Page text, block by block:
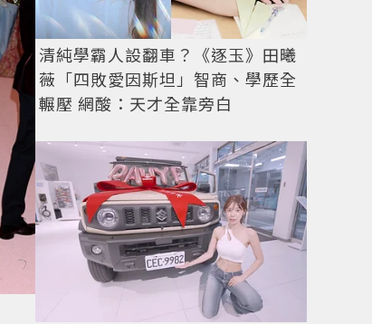
清純學霸人設翻車？《逐玉》田曦
薇「四敗愛因斯坦」智商、學歷全
輾壓 網酸：天才全靠旁白